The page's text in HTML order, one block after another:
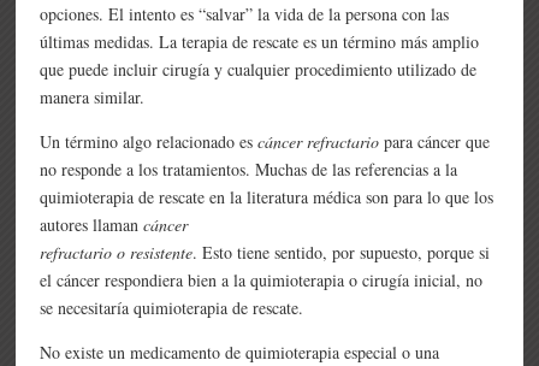
opciones. El intento es “salvar” la vida de la persona con las
últimas medidas. La terapia de rescate es un término más amplio
que puede incluir cirugía y cualquier procedimiento utilizado de
manera similar.
Un término algo relacionado escáncer refractario para cáncer que
no responde a los tratamientos. Muchas de las referencias a la
quimioterapia de rescate en la literatura médica son para lo que los
autores llamancáncer
refractario o resistente. Esto tiene sentido, por supuesto, porque si
el cáncer respondiera bien a la quimioterapia o cirugía inicial, no
se necesitaría quimioterapia de rescate.
No existe un medicamento de quimioterapia especial o una